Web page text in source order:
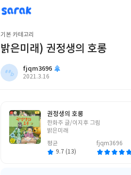
sarak
fjqm3696
기본 카테고리
밝은미래) 권정생의 호롱
fjqm3696
작
2021.3.16
권정생의 호롱
글
쓴
한화주 글/이지후 그림
밝은미래
평균
9.7 (13)
fjqm3696